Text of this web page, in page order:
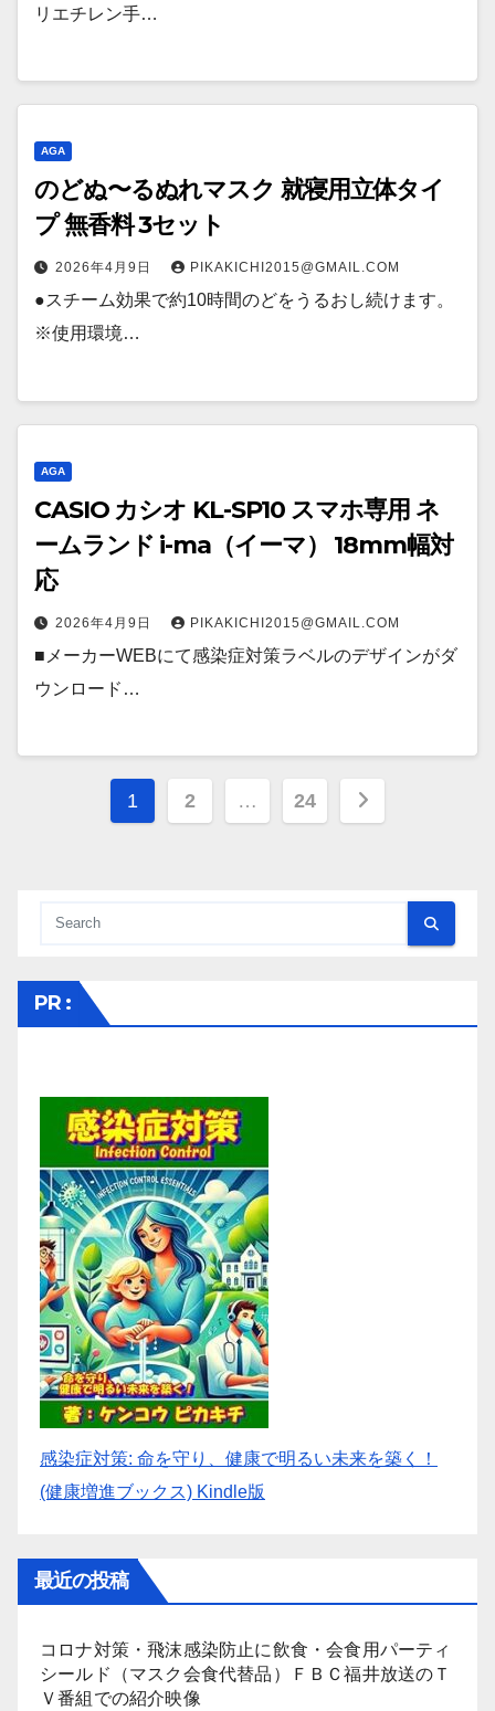
リエチレン手…
AGA
のどぬ〜るぬれマスク 就寝用立体タイ
プ 無香料 3セット
2026年4月9日 PIKAKICHI2015@GMAIL.COM
●スチーム効果で約10時間のどをうるおし続けます。
※使用環境…
AGA
CASIO カシオ KL-SP10 スマホ専用 ネ
ームランド i-ma（イーマ） 18mm幅対
応
2026年4月9日 PIKAKICHI2015@GMAIL.COM
■メーカーWEBにて感染症対策ラベルのデザインがダ
ウンロード…
投
ジ
り
1 2 … 24
PR :
感染症対策: 命を守り、健康で明るい未来を築く！
(健康増進ブックス) Kindle版
最近の投稿
コロナ対策・飛沫感染防止に飲食・会食用パーティ
シールド（マスク会食代替品）ＦＢＣ福井放送のＴ
Ｖ番組での紹介映像